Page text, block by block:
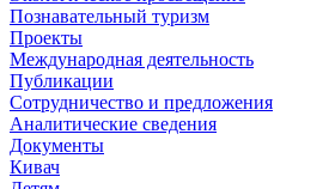
Познавательный туризм
Проекты
Международная деятельность
Публикации
Сотрудничество и предложения
Аналитические сведения
Документы
Кивач